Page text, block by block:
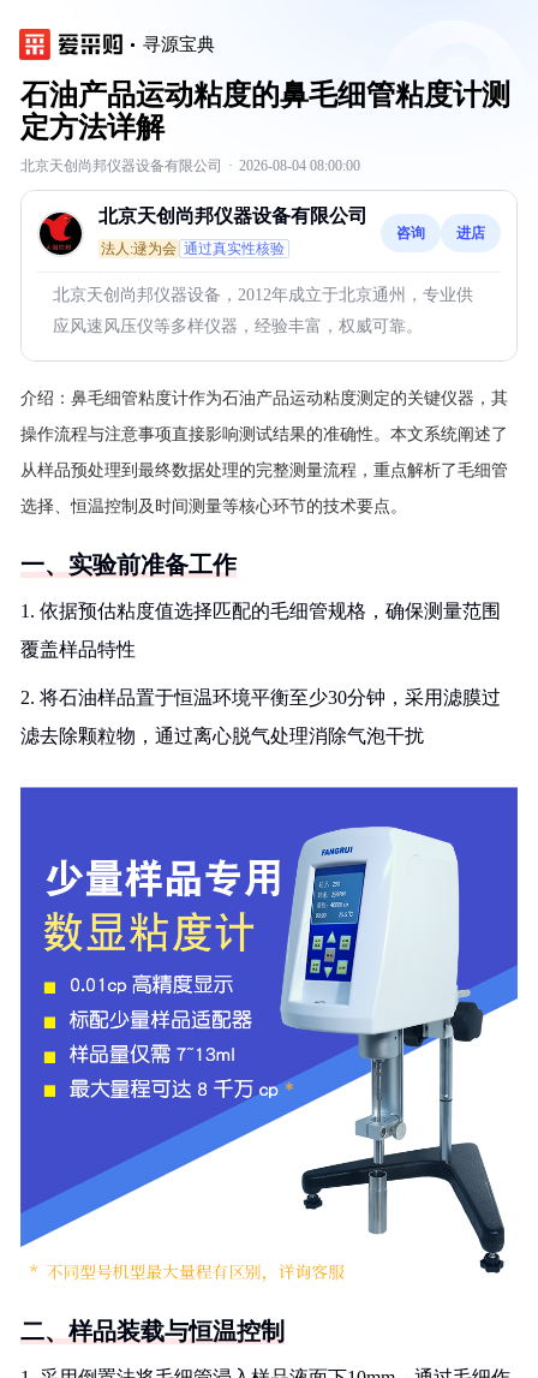
寻源宝典
石油产品运动粘度的鼻毛细管粘度计测
定方法详解
北京天创尚邦仪器设备有限公司 · 2026-08-04 08:00:00
北京天创尚邦仪器设备有限公司
法人:逯为会 通过真实性核验
咨询 进店
北京天创尚邦仪器设备，2012年成立于北京通州，专业供
应风速风压仪等多样仪器，经验丰富，权威可靠。
介绍： 鼻毛细管粘度计作为石油产品运动粘度测定的关键仪器，其
操作流程与注意事项直接影响测试结果的准确性。本文系统阐述了
从样品预处理到最终数据处理的完整测量流程，重点解析了毛细管
选择、恒温控制及时间测量等核心环节的技术要点。
一、实验前准备工作
1. 依据预估粘度值选择匹配的毛细管规格，确保测量范围
覆盖样品特性
2. 将石油样品置于恒温环境平衡至少30分钟，采用滤膜过
滤去除颗粒物，通过离心脱气处理消除气泡干扰
二、样品装载与恒温控制